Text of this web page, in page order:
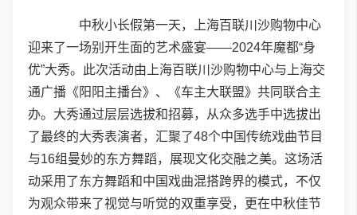
中秋小长假第一天，上海百联川沙购物中心
迎来了一场别开生面的艺术盛宴——2024年魔都“身
优”大秀。此次活动由上海百联川沙购物中心与上海交
通广播《阳阳主播台》、《车主大联盟》共同联合主
办。大秀通过层层选拔和招募，从众多选手中选拔出
了最终的大秀表演者，汇聚了48个中国传统戏曲节目
与16组曼妙的东方舞蹈，展现文化交融之美。这场活
动采用了东方舞蹈和中国戏曲混搭跨界的模式，不仅
为观众带来了视觉与听觉的双重享受，更在中秋佳节